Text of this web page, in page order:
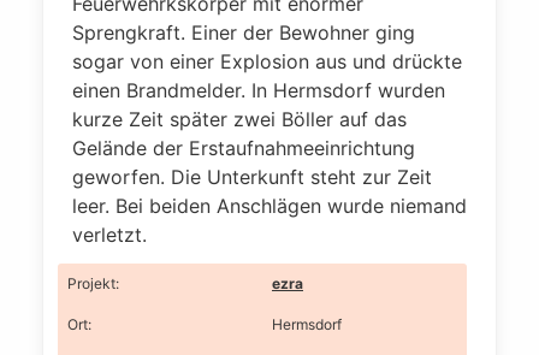
Sprengkraft. Einer der Bewohner ging
sogar von einer Explosion aus und drückte
einen Brandmelder. In Hermsdorf wurden
kurze Zeit später zwei Böller auf das
Gelände der Erstaufnahmeeinrichtung
geworfen. Die Unterkunft steht zur Zeit
leer. Bei beiden Anschlägen wurde niemand
verletzt.
Projekt: ezra
Ort: Hermsdorf